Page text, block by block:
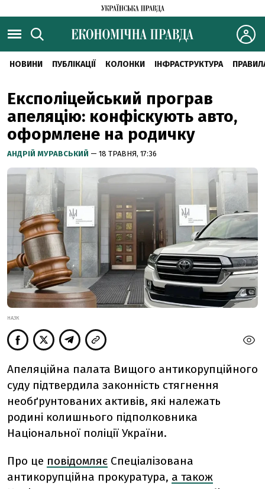
НОВИНИ ПУБЛІКАЦІЇ КОЛОНКИ ІНФРАСТРУКТУРА
Експоліцейський програв
апеляцію: конфіскують авто,
оформлене на родичку
АНДРІЙ МУРАВСЬКИЙ — 18 ТРАВНЯ, 17:36
НАЗК
Апеляційна палата Вищого антикорупційного
суду підтвердила законність стягнення
необґрунтованих активів, які належать
родині колишнього підполковника
Національної поліції України.
Про це повідомляє Спеціалізована
антикорупційна прокуратура, а також